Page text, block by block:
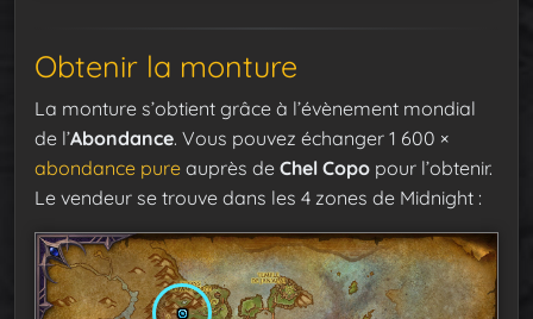
Obtenir la monture
La monture s’obtient grâce à l’évènement mondial
de l’Abondance. Vous pouvez échanger 1 600 ×
abondance pure auprès de Chel Copo pour l’obtenir.
Le vendeur se trouve dans les 4 zones de Midnight :